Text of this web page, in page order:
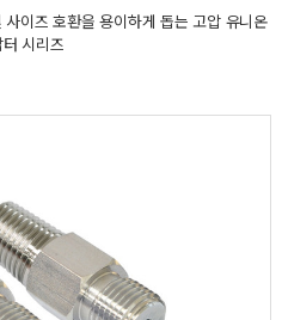
이즈 호환을 용이하게 돕는 고압 유니온
시리즈